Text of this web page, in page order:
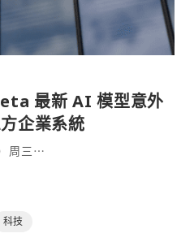
最新 AI 模型意外
企業系統
周三⋯
科技